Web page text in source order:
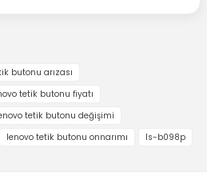
butonu arızası
tetik butonu fiyatı
tetik butonu değişimi
lenovo tetik butonu onnarımı
ls-b098p